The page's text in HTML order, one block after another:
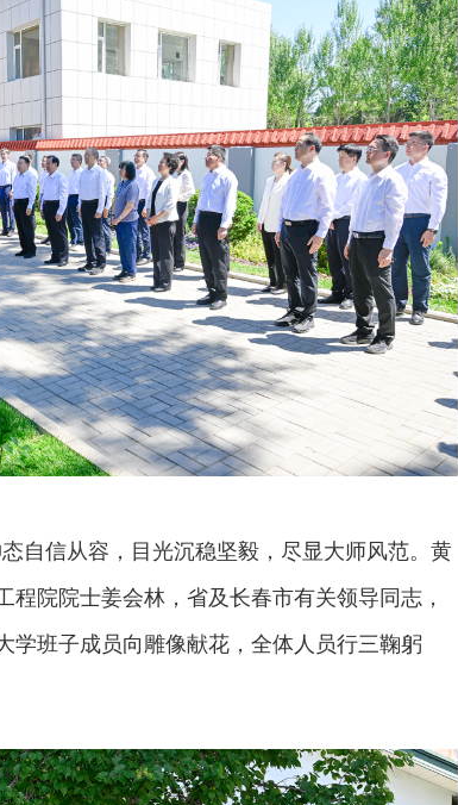
自信从容，目光沉稳坚毅，尽显大师风范。黄
院院士姜会林，省及长春市有关领导同志，
学班子成员向雕像献花，全体人员行三鞠躬